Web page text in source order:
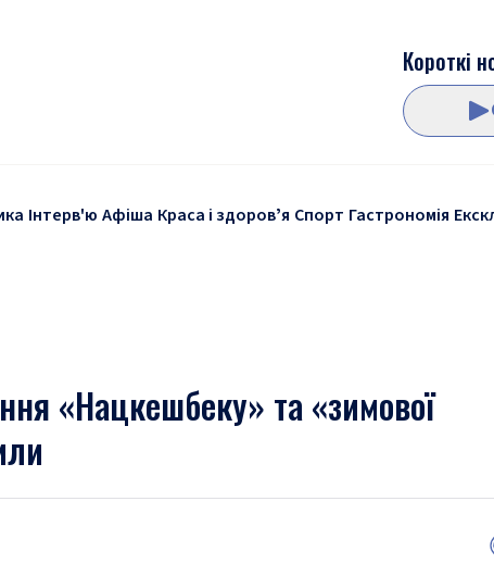
Короткі
Інтерв'ю Афіша Краса і здоровʼя Спорт Гастрономія
«Нацкешбеку» та «зимової